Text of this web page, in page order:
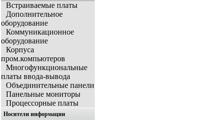
Встраиваемые платы
Дополнительное
оборудование
Коммуникационное
оборудование
Корпуса
пром.компьютеров
Многофункциональные
платы ввода-вывода
Объединительные панели
Панельные мониторы
Процессорные платы
Носители информации